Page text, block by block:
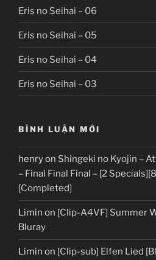
Eris no Seihai – 06
Eris no Seihai – 05
Eris no Seihai – 04
Eris no Seihai – 03
BÌNH LUẬN MỚI
henryon Shingeki no Kyojin –
– Final Final Final – [2
[Completed]
Limin on [Clip-A4VF] Summer
Bluray
Limin on [Clip-sub] Elfen Lied